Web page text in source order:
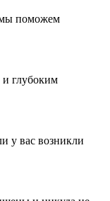
мы поможем
и глубоким
у вас возникли